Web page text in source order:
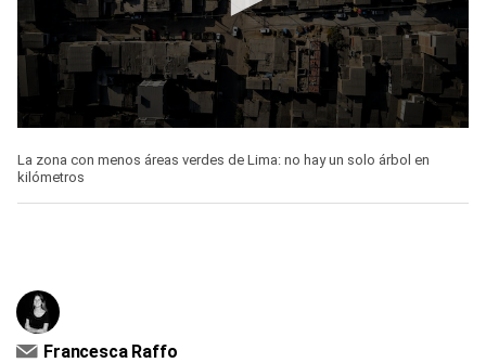
seconds
of
1
minute,
La zona con menos áreas verdes de Lima: no hay un solo árbol en
kilómetros
Francesca Raffo